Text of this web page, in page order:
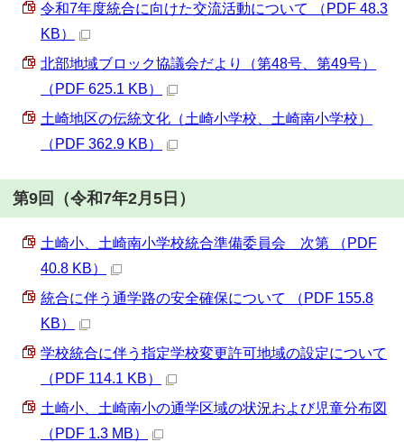
令和7年度統合に向けた交流活動について （PDF 48.3
KB）
北部地域ブロック協議会だより（第48号、第49号）
（PDF 625.1 KB）
土崎地区の伝統文化（土崎小学校、土崎南小学校）
（PDF 362.9 KB）
第9回（令和7年2月5日）
土崎小、土崎南小学校統合準備委員会 次第 （PDF
40.8 KB）
統合に伴う通学路の安全確保について （PDF 155.8
KB）
学校統合に伴う指定学校変更許可地域の設定について
（PDF 114.1 KB）
土崎小、土崎南小の通学区域の状況および児童分布図
（PDF 1.3 MB）